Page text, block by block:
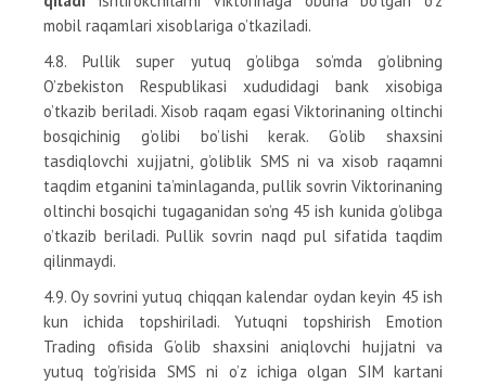
mobil raqamlari xisoblariga o’tkaziladi.
4.8. Pullik super yutuq g’olibga so’mda g’olibning
O’zbekiston Respublikasi xududidagi bank xisobiga
o’tkazib beriladi. Xisob raqam egasi Viktorinaning oltinchi
bosqichinig g’olibi bo’lishi kerak. G’olib shaxsini
tasdiqlovchi xujjatni, g’oliblik SMS ni va xisob raqamni
taqdim etganini ta’minlaganda, pullik sovrin Viktorinaning
oltinchi bosqichi tugaganidan so’ng 45 ish kunida g’olibga
o’tkazib beriladi. Pullik sovrin naqd pul sifatida taqdim
qilinmaydi.
4.9. Oy sovrini yutuq chiqqan kalendar oydan keyin 45 ish
kun ichida topshiriladi. Yutuqni topshirish Emotion
Trading ofisida G’olib shaxsini aniqlovchi hujjatni va
yutuq to’g’risida SMS ni o’z ichiga olgan SIM kartani